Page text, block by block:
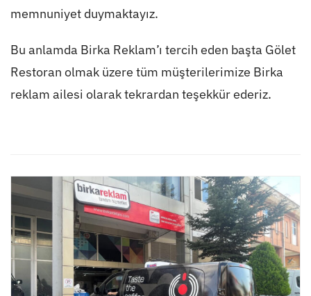
memnuniyet duymaktayız.
Bu anlamda Birka Reklam’ı tercih eden başta Gölet
Restoran olmak üzere tüm müşterilerimize Birka
reklam ailesi olarak tekrardan teşekkür ederiz.